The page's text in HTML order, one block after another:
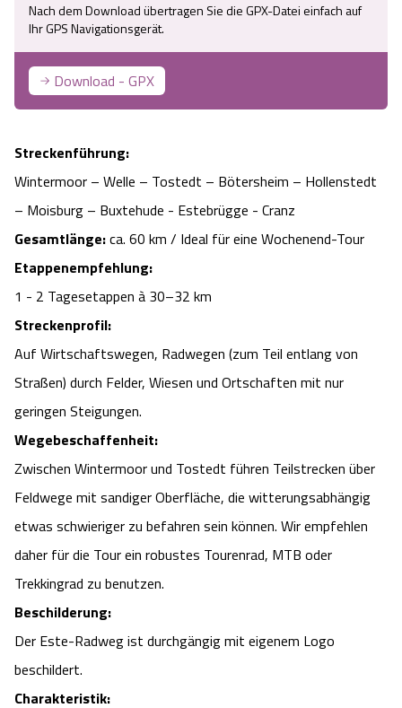
Camping
Urlaub auf dem Bauernhof
Last Minute
Shop
Kontakt
Reiten
Tiere
Urlaub mit Hund
Urlaub auf dem Bauernhof
Veranstaltungen
Wildpark Lüneburger Heide
Wildpark Schwarze Berge
Wildpark Müden
Snow World Bispingen
Ralf Schumacher Kart & Bowl
Abenteuerland Trampolin-Park
Battle Kart Bispingen
Adventure District Bispingen
Unterkünfte
Ausflugsziele
Veranstaltungen
Shopping Celle
Kulinarisches Celle
Veranstaltungen & Führungen Celle
Streckenführung:
Wintermoor – Welle – Tostedt – Bötersheim – Hollenstedt
– Moisburg – Buxtehude - Estebrügge - Cranz
Gesamtlänge:ca. 60 km / Ideal für eine Wochenend-Tour
Etappenempfehlung:
1 - 2 Tagesetappen à 30–32 km
Streckenprofil:
Auf Wirtschaftswegen, Radwegen (zum Teil entlang von
Straßen) durch Felder, Wiesen und Ortschaften mit nur
geringen Steigungen.
Wegebeschaffenheit:
Zwischen Wintermoor und Tostedt führen Teilstrecken über
Feldwege mit sandiger Oberfläche, die witterungsabhängig
etwas schwieriger zu befahren sein können. Wir empfehlen
daher für die Tour ein robustes Tourenrad, MTB oder
Trekkingrad zu benutzen.
Beschilderung:
Der Este-Radweg ist durchgängig mit eigenem Logo
beschildert.
Charakteristik:
Nach dem Download übertragen Sie die GPX-Datei einfach auf
Ihr GPS Navigationsgerät.
Download - GPX